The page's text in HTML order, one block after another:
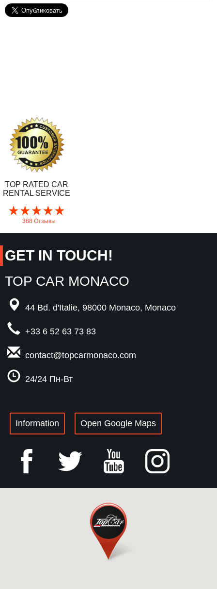
TOP RATED CAR
RENTAL SERVICE
388 Отзывы
GET IN TOUCH!
TOP CAR MONACO
44 Bd. d'Italie, 98000 Monaco, Monaco
+33 6 52 63 73 83
contact@topcarmonaco.com
24/24 Пн-Вт
Information Open Google Maps